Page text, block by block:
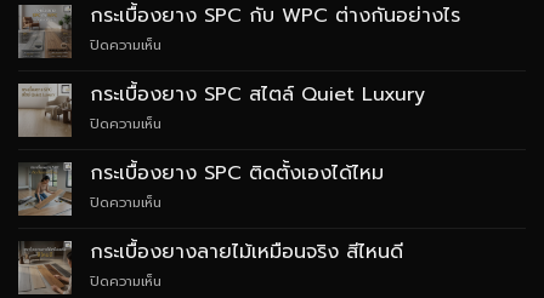
กระเบื้องยาง SPC กับ WPC ต่างกันอย่างไร
ปิดความเห็น
ยาง
SPC
ต่าง
กระเบื้องยาง SPC สไตล์ Quiet Luxury
ปิดความเห็น
ยาง
SPC
Luxury
กระเบื้องยาง SPC ติดตั้งเองได้ไหม
ปิดความเห็น
ยาง
SPC
กระเบื้องยางลายไม้เหมือนจริง สีไหนดี
ปิดความเห็น